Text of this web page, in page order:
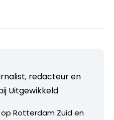
redacteur en
Uitgewikkeld
Rotterdam Zuid en